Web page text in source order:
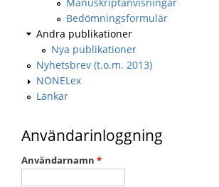
Bedömningsformulär
Andra publikationer
Nya publikationer
Nyhetsbrev (t.o.m. 2013)
NONELex
Länkar
Användarinloggning
Användarnamn *